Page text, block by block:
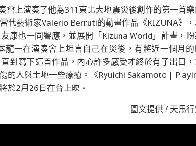
會上演奏了他為311東北大地震災後創作的第一首樂
代藝術家Valerio Berruti的動畫作品《KIZUNA》，
康也一同響應，並展開「Kizuna World」計畫，
一在演奏會上坦言自己在災後，有將近一個月
到寫下這首作品，內心許多感受才終於有了出口，
的人與土地一些療癒。《Ryuichi Sakamoto |
於2月26日在台上映。
圖文提供 / 天馬